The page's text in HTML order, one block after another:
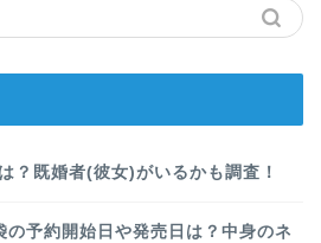
？既婚者(彼女)がいるかも調査！
予約開始日や発売日は？中身のネ